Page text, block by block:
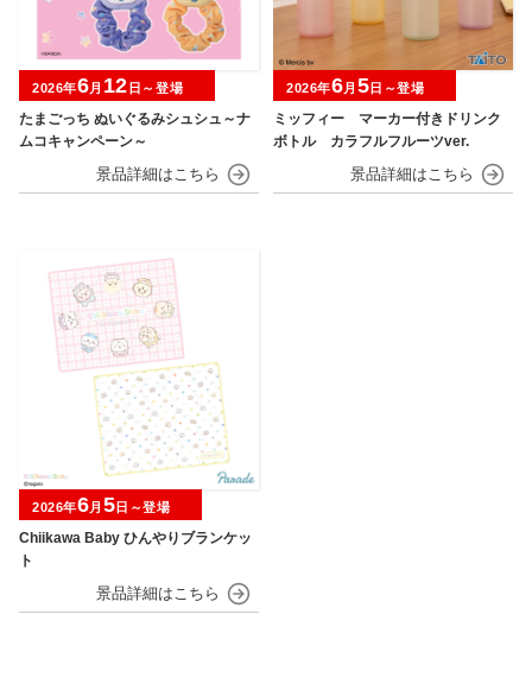
たまごっち ぬいぐるみシュシュ～ナ
ムコキャンペーン～
2026年6月 12 日～登場
ミッフィー マーカー付きドリンク
ボトル カラフルフルーツver.
2026年6月 5 日～登場
Chiikawa Baby ひんやりブランケッ
ト
2026年6月 5日～登場